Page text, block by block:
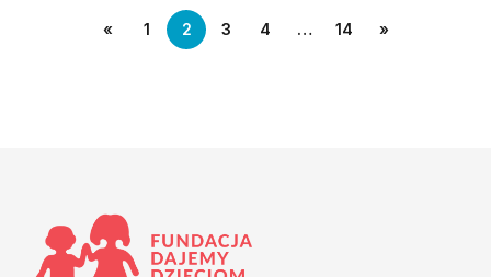
« 1 2 3 4 … 14 »